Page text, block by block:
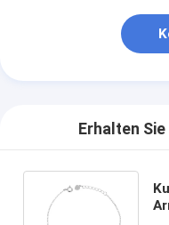
Erhalten